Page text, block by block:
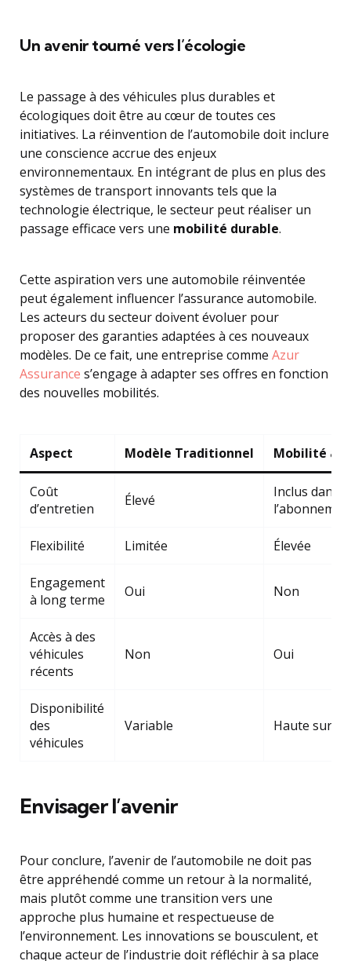
Un avenir tourné vers l’écologie
Le passage à des véhicules plus durables et
écologiques doit être au cœur de toutes ces
initiatives. La réinvention de l’automobile doit inclure
une conscience accrue des enjeux
environnementaux. En intégrant de plus en plus des
systèmes de transport innovants tels que la
technologie électrique, le secteur peut réaliser un
passage efficace vers une mobilité durable.
Cette aspiration vers une automobile réinventée
peut également influencer l’assurance automobile.
Les acteurs du secteur doivent évoluer pour
proposer des garanties adaptées à ces nouveaux
modèles. De ce fait, une entreprise comme Azur
Assurance s’engage à adapter ses offres en fonction
des nouvelles mobilités.
Aspect Modèle Traditionnel Mobilité à
Coût
d’entretien
Élevé
Inclus dans
Flexibilité Limitée Élevée
Engagement
à long terme
Oui Non
Accès à des
véhicules
récents
Non Oui
Disponibilité
des
véhicules
Variable Haute sur
Envisager l’avenir
Pour conclure, l’avenir de l’automobile ne doit pas
être appréhendé comme un retour à la normalité,
mais plutôt comme une transition vers une
approche plus humaine et respectueuse de
l’environnement. Les innovations se bousculent, et
chaque acteur de l’industrie doit réfléchir à sa place